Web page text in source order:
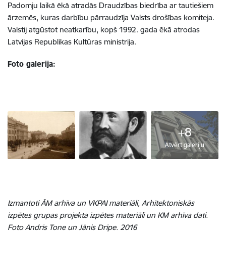
Padomju laikā ēkā atradās Draudzības biedrība ar tautiešiem
ārzemēs, kuras darbību pārraudzīja Valsts drošības komiteja.
Valstij atgūstot neatkarību, kopš 1992. gada ēkā atrodas
Latvijas Republikas Kultūras ministrija.
Foto galerija:
+8
Atvērt galeriju
Izmantoti ĀM arhīva un VKPAI materiāli, Arhitektoniskās
izpētes grupas projekta izpētes materiāli un KM arhīva dati.
Foto Andris Tone un Jānis Dripe. 2016